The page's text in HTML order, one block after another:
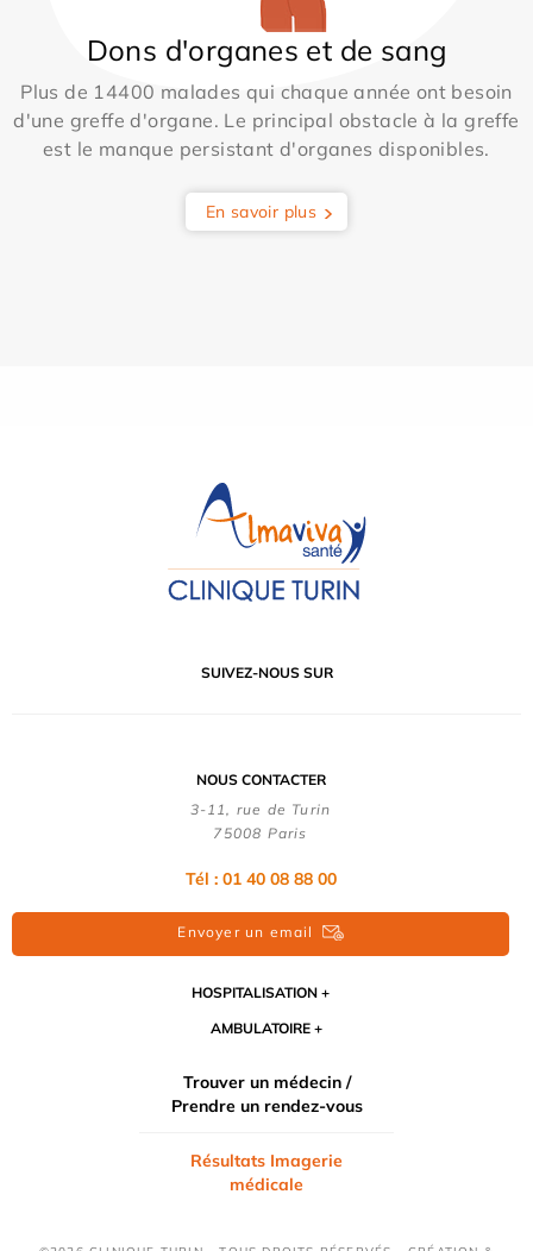
Dons d'organes et de sang
Plus de 14400 malades qui chaque année ont besoin
d'une greffe d'organe. Le principal obstacle à la greffe
est le manque persistant d'organes disponibles.
En savoir plus
SUIVEZ-NOUS SUR
NOUS CONTACTER
3-11, rue de Turin
75008 Paris
Tél : 01 40 08 88 00
Envoyer un email
HOSPITALISATION
AMBULATOIRE
Trouver un médecin /
Prendre un rendez-vous
Résultats Imagerie
médicale